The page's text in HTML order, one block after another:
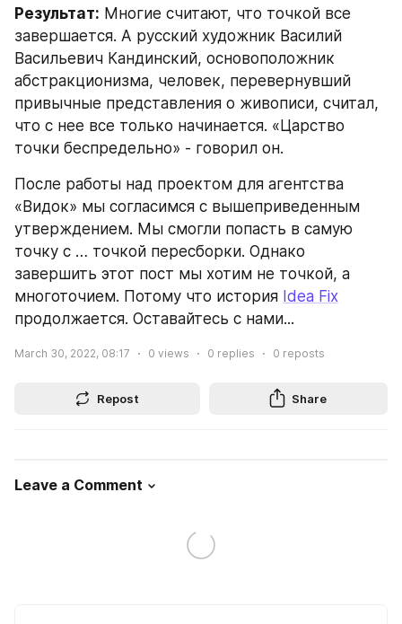
Результат: Многие считают, что точкой все
завершается. А русский художник Василий
Васильевич Кандинский, основоположник
абстракционизма, человек, перевернувший
привычные представления о живописи, считал,
что с нее все только начинается. «Царство
точки беспредельно» - говорил он.
После работы над проектом для агентства
«Видок» мы согласимся с вышеприведенным
утверждением. Мы смогли попасть в самую
точку с … точкой пересборки. Однако
завершить этот пост мы хотим не точкой, а
многоточием. Потому что история Idea Fix
продолжается. Оставайтесь с нами...
March 30, 2022, 08:17 0 views 0 replies 0 reposts
Repost Share
Leave a Comment